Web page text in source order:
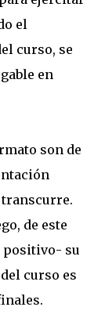
el
curso, se
en
son de
de este
positivo- su
curso es